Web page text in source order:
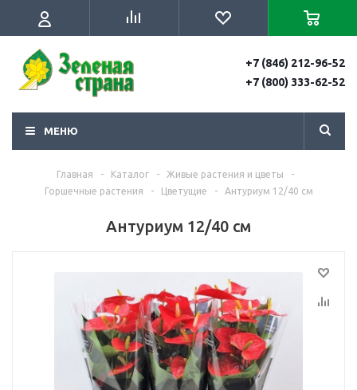
+7 (846) 212-96-52
+7 (800) 333-62-52
МЕНЮ
Главная - Каталог - Живые растения и цветы
-
Горшечные растения
- Цветущие - Антуриум 12/40 см
Антуриум 12/40 см